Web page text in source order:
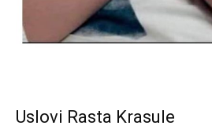
Uslovi Rasta Krasule